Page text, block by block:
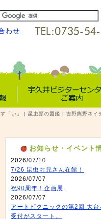
わせ
宇久井VC
「い」 | 昆虫類の図鑑 | 吉野熊野ネイ
お知らせ・イベント
2026/07/10
7/26 昆虫お兄さん在館！
2026/07/07
祝90周年！企画展
2026/07/07
アートピクニックの第2回 大台
受付がスタート。